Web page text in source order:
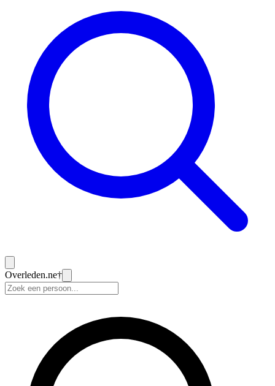
Overleden.ne†